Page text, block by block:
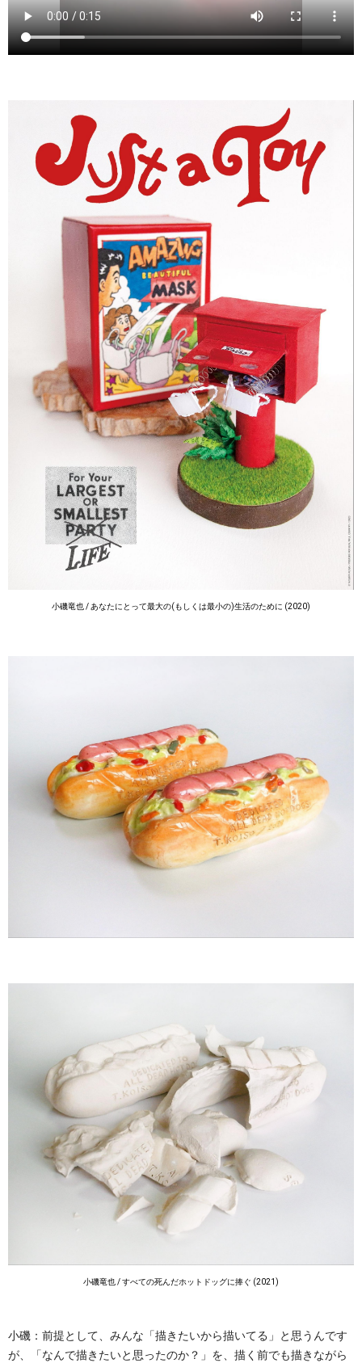
小磯竜也 / あなたにとって最大の(もしくは最小の)生活のために (2020)
小磯竜也 / すべての死んだホットドッグに捧ぐ (2021)
小磯：前提として、みんな「描きたいから描いてる」と思うんです
が、「なんで描きたいと思ったのか？」を、描く前でも描きながら